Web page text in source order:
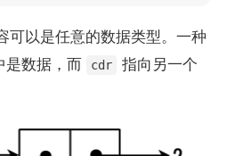
可以是任意的数据类型。一种
是数据，而 cdr
指向另一个